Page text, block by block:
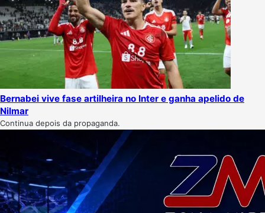
Bernabei vive fase artilheira no Inter e ganha apelido de
Nilmar
Continua depois da propaganda.